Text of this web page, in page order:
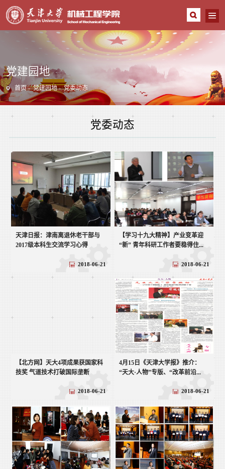
党建园地
首页 党建园地 党委动态
党委动态
天津日报：津南离退休老干部与
2017级本科生交流学习心得
2018-06-21
【学习十九大精神】产业变革迎
“新” 青年科研工作者要稳得住...
2018-06-21
【北方网】天大4项成果获国家科
技奖 气道技术打破国际垄断
2018-06-21
4月15日《天津大学报》推介：
“天大·人物”专版、“改革前沿...
2018-06-21